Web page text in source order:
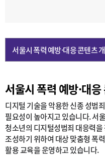
서울시 폭력 예방·대응 콘텐츠
서울시 폭력 예방·대
디지털 기술을 악용한 신종 성범
필요성이 높아지고 있습니다. 서
청소년의 디지털성범죄 대응력
조성하기 위하여 대상 맞춤형 폭
활용 교육을 운영하고 있습니다.